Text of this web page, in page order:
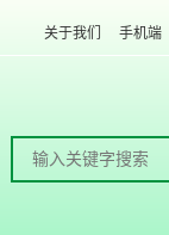
关于我们 手机端